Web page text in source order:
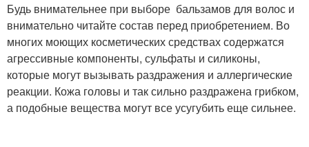
Будь внимательнее при выборе бальзамов для волос и
внимательно читайте состав перед приобретением. Во
многих моющих косметических средствах содержатся
агрессивные компоненты, сульфаты и силиконы,
которые могут вызывать раздражения и аллергические
реакции. Кожа головы и так сильно раздражена грибком,
а подобные вещества могут все усугубить еще сильнее.